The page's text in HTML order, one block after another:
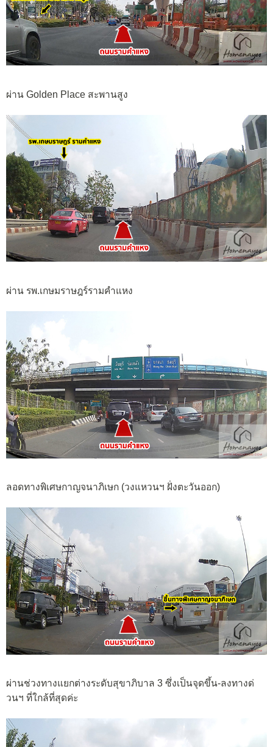
ผ่าน Golden Place สะพานสูง
ผ่าน รพ.เกษมราษฎร์รามคำแหง
ลอดทางพิเศษกาญจนาภิเษก (วงแหวนฯ ฝั่งตะวันออก)
ผ่านช่วงทางแยกต่างระดับสุขาภิบาล 3 ซึ่งเป็นจุดขึ้น-ลงทางด่
วนฯ ที่ใกล้ที่สุดค่ะ